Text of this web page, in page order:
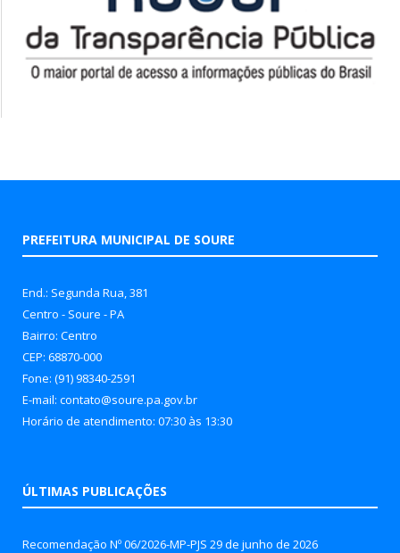
PREFEITURA MUNICIPAL DE SOURE
End.: Segunda Rua, 381
Centro - Soure - PA
Bairro: Centro
CEP: 68870-000
Fone: (91) 98340-2591
E-mail: contato@soure.pa.gov.br
Horário de atendimento: 07:30 às 13:30
ÚLTIMAS PUBLICAÇÕES
Recomendação Nº 06/2026-MP-PJS 29 de junho de 2026